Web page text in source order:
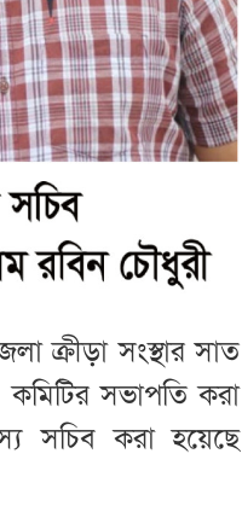
ক্রীড়া সংস্থার সাত
সভাপতি করা
সচিব করা হয়েছে